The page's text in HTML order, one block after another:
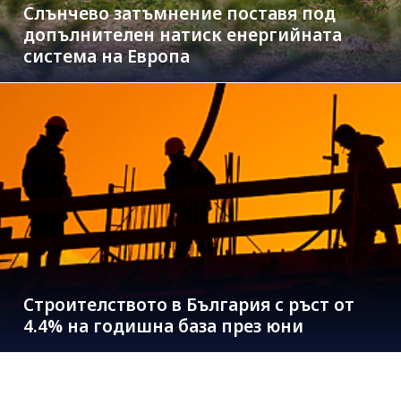
Слънчево затъмнение поставя под
допълнителен натиск енергийната
система на Европа
Строителството в България с ръст от
4.4% на годишна база през юни